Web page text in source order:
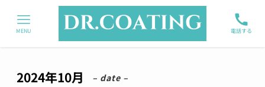
電話する
MENU
2024年10月 – date –